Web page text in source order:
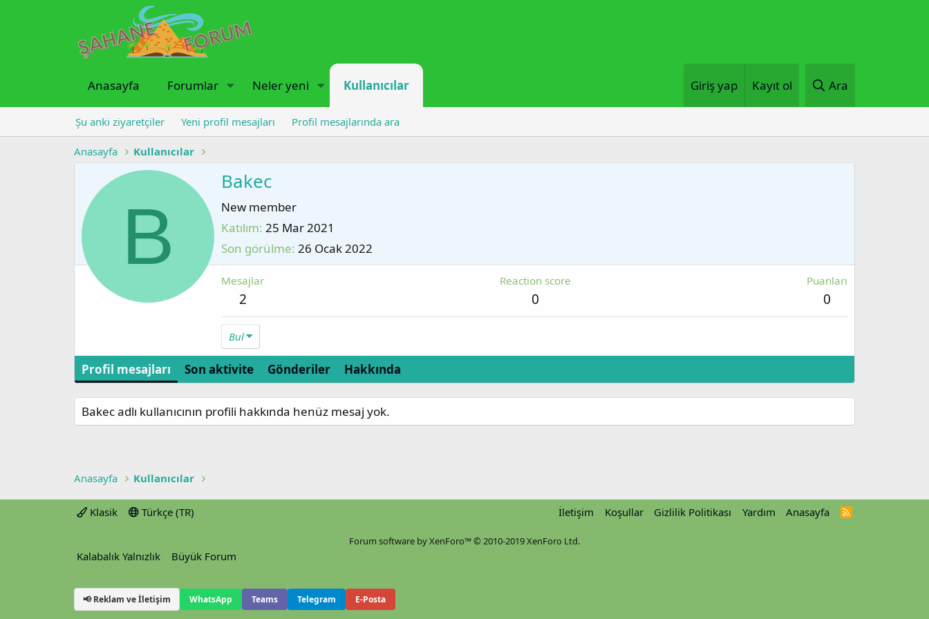
Anasayfa Forumlar Neler yeni Kullanıcılar Giriş yap Kayıt ol Ara
Şu anki ziyaretçiler Yeni profil mesajları Profil mesajlarında ara
Anasayfa Kullanıcılar
B
Bakec
New member
Katılım 25 Mar 2021
Son görülme 26 Ocak 2022
Mesajlar
2
Reaction score
0
Puanları
0
Bul
Profil mesajları Son aktivite Gönderiler Hakkında
Bakec adlı kullanıcının profili hakkında henüz mesaj yok.
Anasayfa Kullanıcılar
Klasik Türkçe (TR) İletişim Koşullar Gizlilik Politikası Yardım Anasayfa
R
Forum software by XenForo™ © 2010-2019 XenForo Ltd.
Kalabalık Yalnızlık Büyük Forum
📢 Reklam ve İletişim WhatsApp Teams Telegram E-Posta